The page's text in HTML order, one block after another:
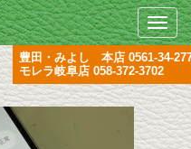
豊田・みよし 本店0561-34-
モレラ岐阜店058-372-3702
Toggle